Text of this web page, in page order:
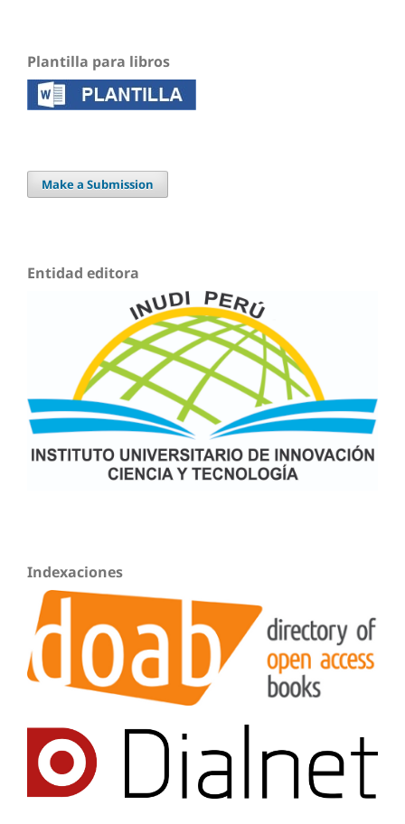
Plantilla para libros
Make a Submission
Entidad editora
Indexaciones